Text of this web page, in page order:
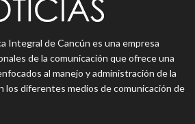
Integral de Cancún es una empresa
de la comunicación que ofrece una
al manejo y administración de la
los diferentes medios de comunicación de